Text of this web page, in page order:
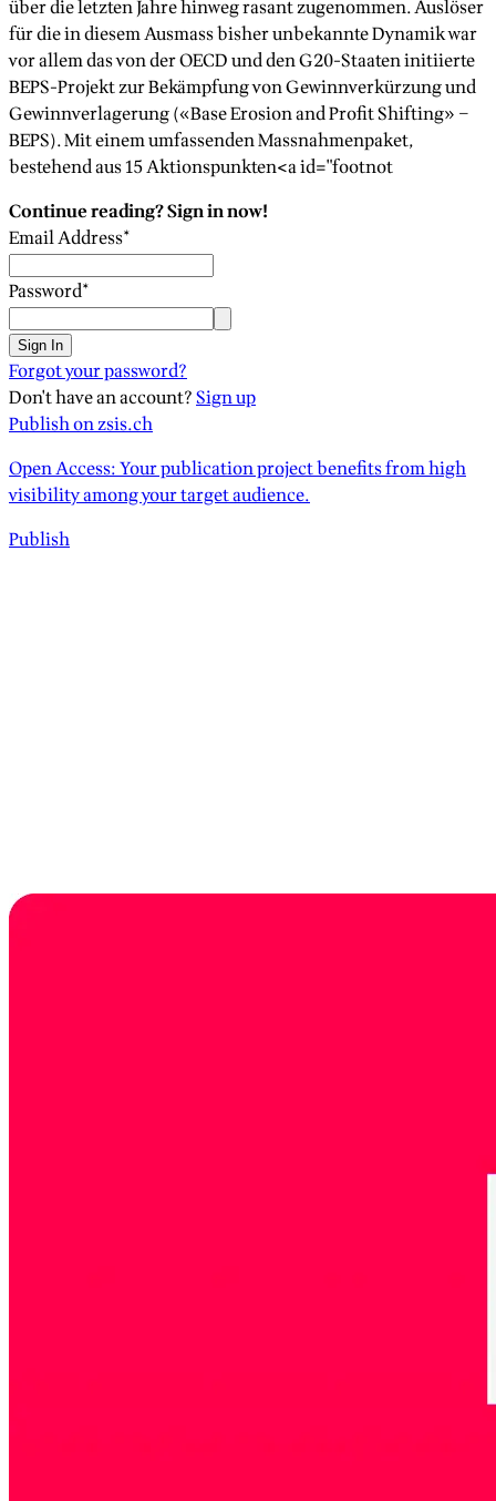
über die letzten Jahre hinweg rasant zugenommen. Auslöser
für die in diesem Ausmass bisher unbekannte Dynamik war
vor allem das von der OECD und den G20-Staaten initiierte
BEPS-Projekt zur Bekämpfung von Gewinnverkürzung und
Gewinnverlagerung («Base Erosion and Profit Shifting» –
BEPS). Mit einem umfassenden Massnahmenpaket,
bestehend aus 15 Aktionspunkten<a id="footnot
Continue reading? Sign in now!
Email Address*
Password*
Sign In
Forgot your password?
Don't have an account?Sign up
Publish on zsis.ch
Open Access: Your publication project benefits from high
visibility among your target audience.
Publish